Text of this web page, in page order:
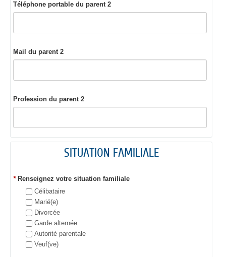
Téléphone portable du parent 2
Mail du parent 2
Profession du parent 2
SITUATION FAMILIALE
*Renseignez votre situation familiale
Célibataire
Marié(e)
Divorcée
Garde alternée
Autorité parentale
Veuf(ve)